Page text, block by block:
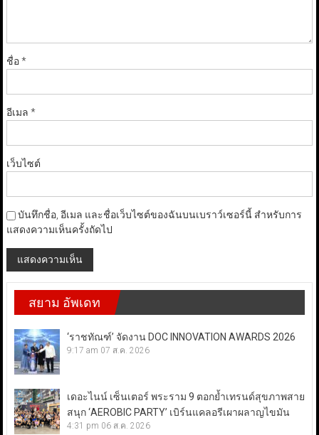
ชื่อ*
อีเมล *
เว็บไซต์
บันทึกชื่อ, อีเมล และชื่อเว็บไซต์ของฉันบนเบราว์เซอร์นี้ สำหรับการ
แสดงความเห็นครั้งถัดไป
สยาม อัพเดท
‘ราชทัณฑ์’ จัดงาน DOC INNOVATION AWARDS 2026
9:17 am 07 ส.ค. 2026
เดอะไนน์ เซ็นเตอร์ พระราม 9 ตอกย้ำเทรนด์สุขภาพสาย
สนุก ‘AEROBIC PARTY’ เบิร์นแคลอรีเผาผลาญไขมัน
4:31 pm 06 ส.ค. 2026